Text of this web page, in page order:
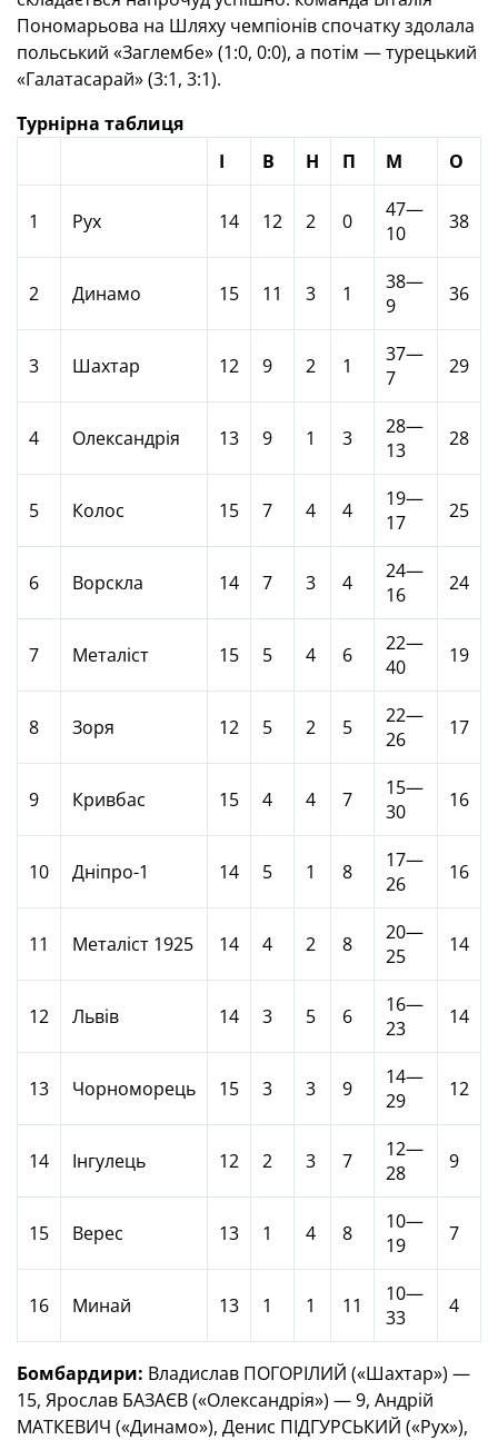
Пономарьова на Шляху чемпіонів спочатку здолала
польський «Заглембе» (1:0, 0:0), а потім — турецький
«Галатасарай» (3:1, 3:1).
Турнірна таблиця
І
В Н П М О
1 Рух 14 12 2 0
47—
10
38
2 Динамо 15 11 3 1
38—
9
36
3 Шахтар 12 9 2 1
37—
7
29
4 Олександрія 13 9 1 3
28—
13
28
5 Колос 15 7 4 4
19—
17
25
6 Ворскла 14 7 3 4
24—
16
24
7 Металіст 15 5 4 6
22—
40
19
8 Зоря 12 5 2 5
22—
26
17
9 Кривбас 15 4 4 7
15—
30
16
10 Дніпро-1 14 5 1 8
17—
26
16
11 Металіст 1925 14 4 2 8
20—
25
14
12 Львів 14 3 5 6
16—
23
14
13 Чорноморець 15 3 3 9
14—
29
12
14 Інгулець 12 2 3 7
12—
28
9
15 Верес 13 1 4 8
10—
19
7
16 Минай 13 1 1 11
10—
33
4
Бомбардири: Владислав ПОГОРІЛИЙ («Шахтар») —
15, Ярослав БАЗАЄВ («Олександрія») — 9, Андрій
МАТКЕВИЧ («Динамо»), Денис ПІДГУРСЬКИЙ («Рух»),